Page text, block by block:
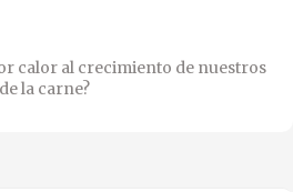
calor al crecimiento de nuestros
la carne?